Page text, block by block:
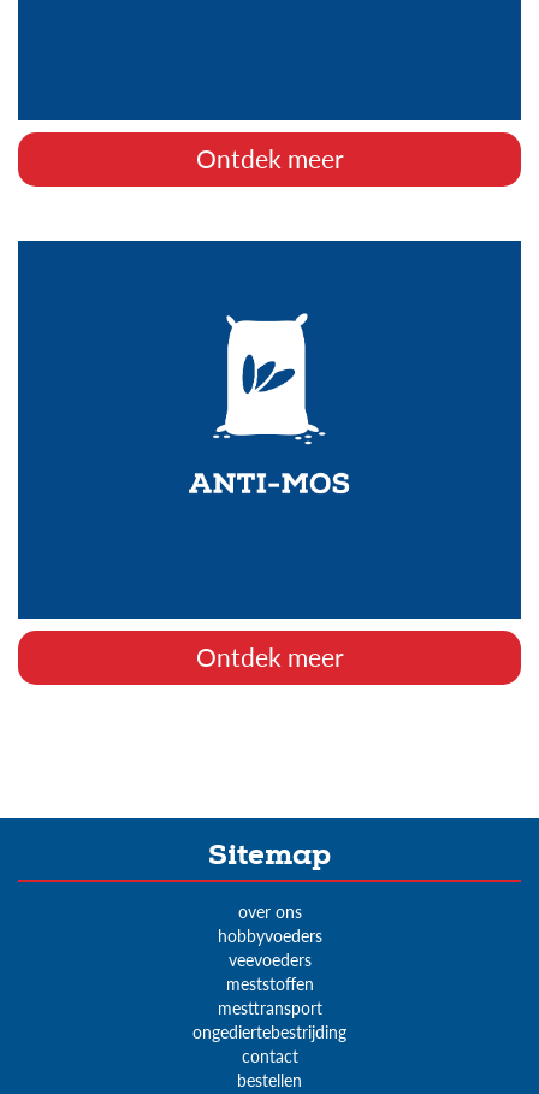
Ontdek meer
Ontdek meer
Sitemap
over ons
hobbyvoeders
veevoeders
meststoffen
mesttransport
ongediertebestrijding
contact
bestellen